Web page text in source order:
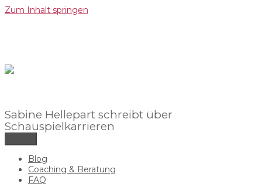
Zum Inhalt springen
Sabine Hellepart schreibt über
Schauspielkarrieren
Blog
Coaching & Beratung
FAQ